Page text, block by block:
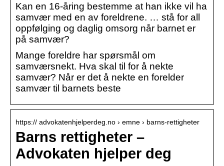
Kan en 16-åring bestemme at han ikke vil ha
samvær med en av foreldrene. … stå for all
oppfølging og daglig omsorg når barnet er
på samvær?
Mange foreldre har spørsmål om
samværsnekt. Hva skal til for å nekte
samvær? Når er det å nekte en forelder
samvær til barnets beste
https:// advokatenhjelperdeg.no › emne › barns-rettigheter
Barns rettigheter –
Advokaten hjelper deg